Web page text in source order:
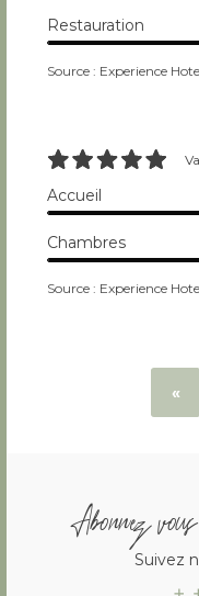
Restauration
Source : Experience
10/10
Accueil
Chambres
Source : Experience
«
Abonnez
Suivez